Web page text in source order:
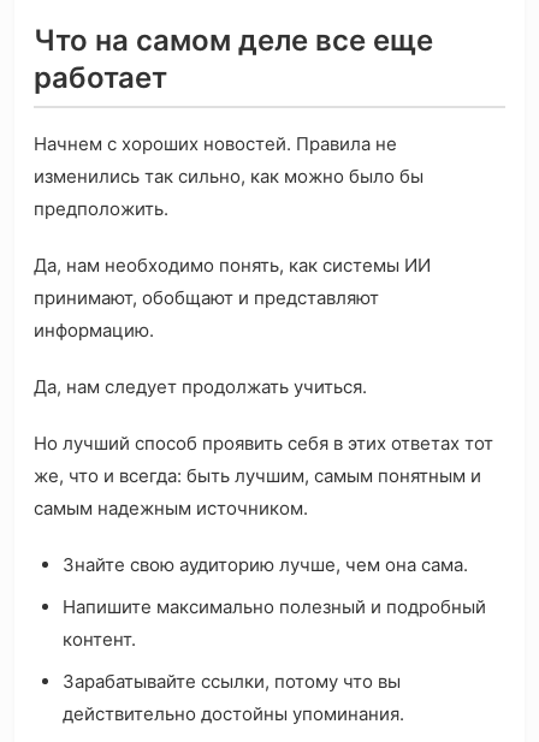
Что на самом деле все еще
работает
Начнем с хороших новостей. Правила не
изменились так сильно, как можно было бы
предположить.
Да, нам необходимо понять, как системы ИИ
принимают, обобщают и представляют
информацию.
Да, нам следует продолжать учиться.
Но лучший способ проявить себя в этих ответах тот
же, что и всегда: быть лучшим, самым понятным и
самым надежным источником.
Знайте свою аудиторию лучше, чем она сама.
Напишите максимально полезный и подробный
контент.
Зарабатывайте ссылки, потому что вы
действительно достойны упоминания.